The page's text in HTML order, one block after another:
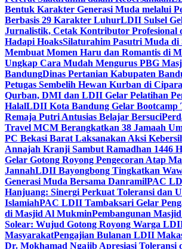
Bentuk Karakter Generasi Muda melalui
Berbasis 29 Karakter LuhurLDII Sulsel
Jurnalistik, Cetak Kontributor Profesional
Hadapi HoaksSilaturahim Pasutri Muda
Membuat Momen Haru dan Romantis di
Ungkap Cara Mudah Mengurus PBG
BandungDinas Pertanian Kabupaten
Petugas Sembelih Hewan Kurban di
Qurban, DMI dan LDII Gelar Pelatihan
HalalLDII Kota Bandung Gelar Bootcamp
Remaja Putri Antusias Belajar Bersuci
Travel MCM Berangkatkan 38 Jamaah
PC Bekasi Barat Laksanakan Aksi
Annajah Kranji Sambut Ramadhan 1446 H
Gelar Gotong Royong Pengecoran Atap
JannahLDII Bayongbong Tingkatkan
Generasi Muda Bersama DanramilPAC
Hanjuang: Sinergi Perkuat Toleransi dan
IslamiahPAC LDII Tambaksari Gelar
di Masjid Al MukminPembangunan
Solear: Wujud Gotong Royong Warga
MasyarakatPengajian Bulanan LDII
Dr. Mokhamad Ngajib Apresiasi Toleransi